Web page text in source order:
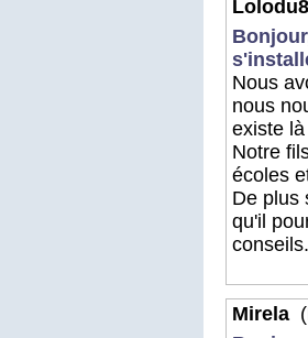
Nous
nous
existe
Notre
écoles
De plus
qu'il
conseils.
Mirela